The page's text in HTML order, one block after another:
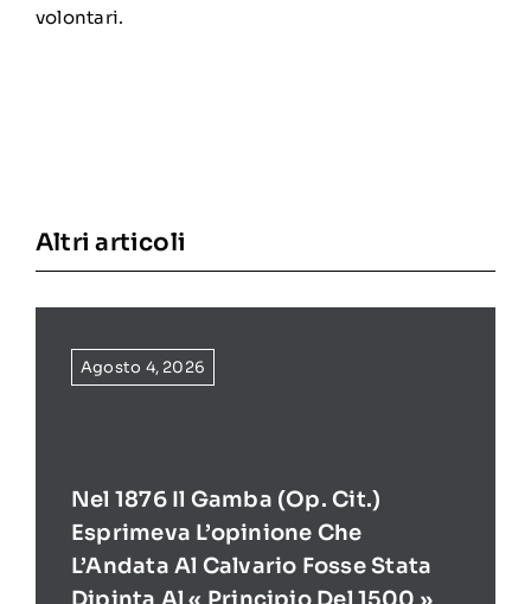
volontari.
Altri articoli
Agosto 4, 2026
Nel 1876 Il Gamba (op. Cit.)
Esprimeva L’opinione Che
L’Andata Al Calvario Fosse Stata